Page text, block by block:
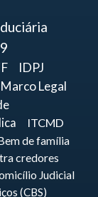
IDPJ
Marco Legal
ITCMD
de família
credores
Judicial
(CBS)